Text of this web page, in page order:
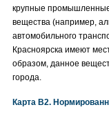
крупные промышленные
вещества (например,
автомобильного
Красноярска имеют
образом, данное
города.
Карта B2.